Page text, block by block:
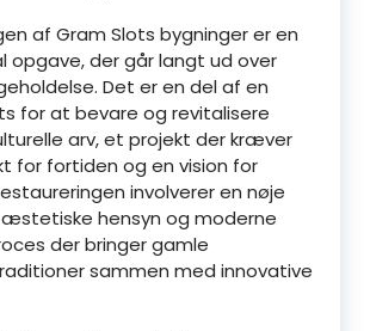
af Gram Slots bygninger er en
opgave, der går langt ud over
Det er en del af en
for at bevare og revitalisere
arv, et projekt der kræver
for fortiden og en vision for
involverer en nøje
hensyn og moderne
der bringer gamle
sammen med innovative